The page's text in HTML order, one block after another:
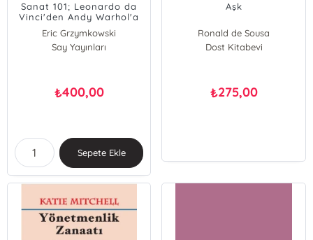
Sanat 101; Leonardo da
Vinci'den Andy Warhol'a
Sanat Hakkında Bilmeniz
Gereken Her Şey
Eric Grzymkowski
Say Yayınları
₺400,00
Sepete Ekle
Aşk
Ronald de Sousa
Dost Kitabevi
₺275,00